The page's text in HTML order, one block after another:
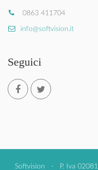
0863 411704
info@softvision.it
Seguici
Softvision - P. Iva